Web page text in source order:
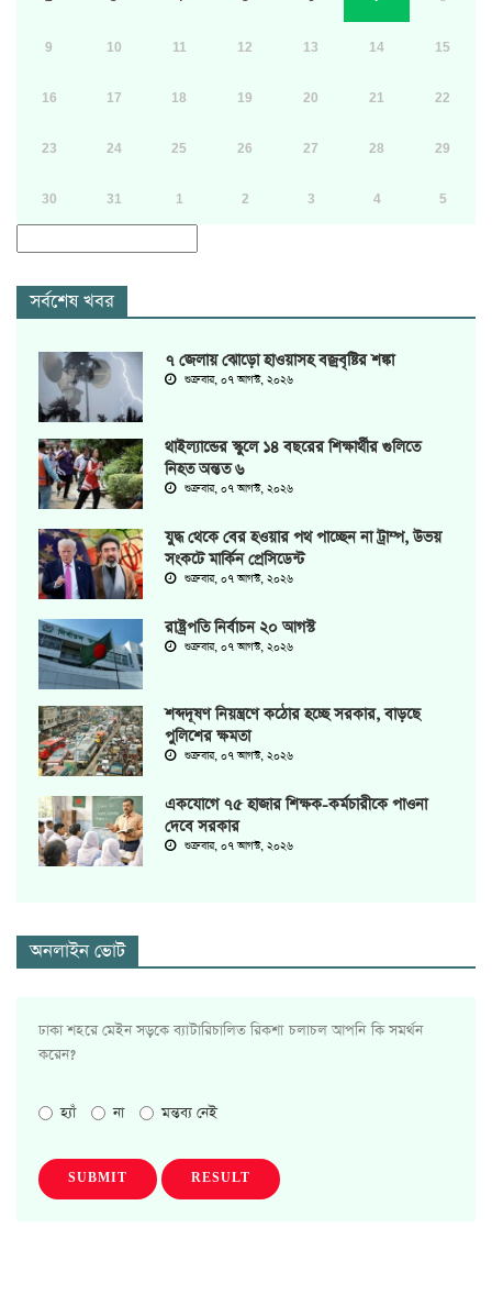
9 10 11 12 13 14 15
16 17 18 19 20 21 22
23 24 25 26 27 28 29
30 31 1 2 3 4 5
সর্বশেষ খবর
৭ জেলায় ঝোড়ো হাওয়াসহ বজ্রবৃষ্টির শঙ্কা
শুক্রবার, ০৭ আগস্ট, ২০২৬
থাইল্যান্ডের স্কুলে ১৪ বছরের শিক্ষার্থীর গুলিতে
নিহত অন্তত ৬
শুক্রবার, ০৭ আগস্ট, ২০২৬
যুদ্ধ থেকে বের হওয়ার পথ পাচ্ছেন না ট্রাম্প, উভয়
সংকটে মার্কিন প্রেসিডেন্ট
শুক্রবার, ০৭ আগস্ট, ২০২৬
রাষ্ট্রপতি নির্বাচন ২০ আগস্ট
শুক্রবার, ০৭ আগস্ট, ২০২৬
শব্দদূষণ নিয়ন্ত্রণে কঠোর হচ্ছে সরকার, বাড়ছে
পুলিশের ক্ষমতা
শুক্রবার, ০৭ আগস্ট, ২০২৬
একযোগে ৭৫ হাজার শিক্ষক-কর্মচারীকে পাওনা
দেবে সরকার
শুক্রবার, ০৭ আগস্ট, ২০২৬
অনলাইন ভোট
ঢাকা শহরে মেইন সড়কে ব্যাটারিচালিত রিকশা চলাচল আপনি কি সমর্থন
করেন?
হ্যাঁ না মন্তব্য নেই
SUBMIT RESULT